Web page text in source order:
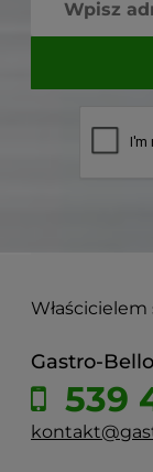
Gastro-
539